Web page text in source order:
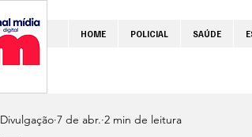
HOME POLICIAL SAÚDE
Divulgação 7 de abr. 2 min de leitura